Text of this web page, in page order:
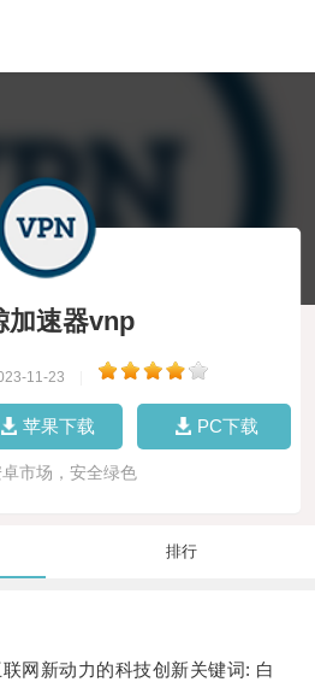
加速器vnp
11-23
苹果下载 PC下载
市场，安全绿色
排行
新动力的科技创新关键词: 白